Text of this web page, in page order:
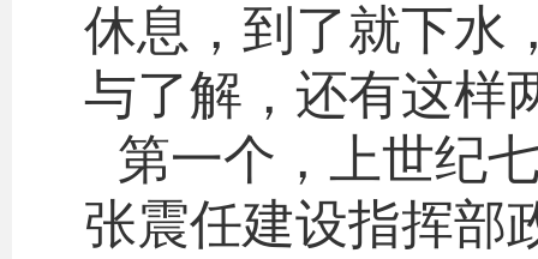
休息，到了就下水
与了解，还有这样
第一个，上世纪
张震任建设指挥部